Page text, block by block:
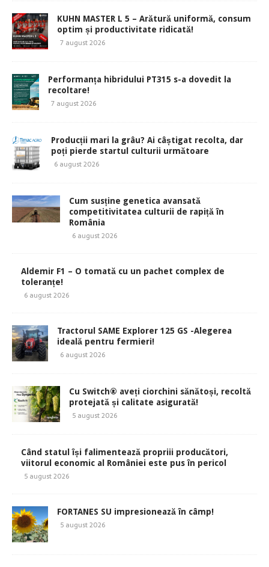
KUHN MASTER L 5 – Arătură uniformă, consum
optim și productivitate ridicată!
7 august 2026
Performanța hibridului PT315 s-a dovedit la
recoltare!
7 august 2026
Producții mari la grâu? Ai câștigat recolta, dar
poți pierde startul culturii următoare
6 august 2026
Cum susține genetica avansată
competitivitatea culturii de rapiță în
România
6 august 2026
Aldemir F1 – O tomată cu un pachet complex de
toleranțe!
6 august 2026
Tractorul SAME Explorer 125 GS -Alegerea
ideală pentru fermieri!
6 august 2026
Cu Switch® aveți ciorchini sănătoși, recoltă
protejată și calitate asigurată!
5 august 2026
Când statul își falimentează propriii producători,
viitorul economic al României este pus în pericol
5 august 2026
FORTANES SU impresionează în câmp!
5 august 2026